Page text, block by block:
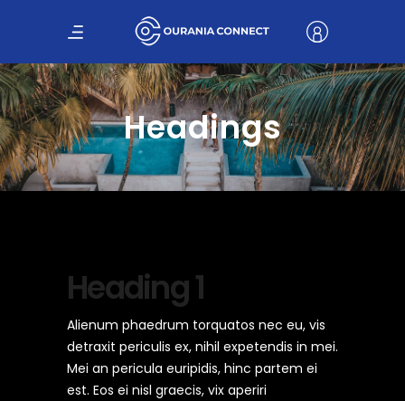
Headings
Heading 1
Alienum phaedrum torquatos nec eu, vis
detraxit periculis ex, nihil expetendis in mei.
Mei an pericula euripidis, hinc partem ei
est. Eos ei nisl graecis, vix aperiri